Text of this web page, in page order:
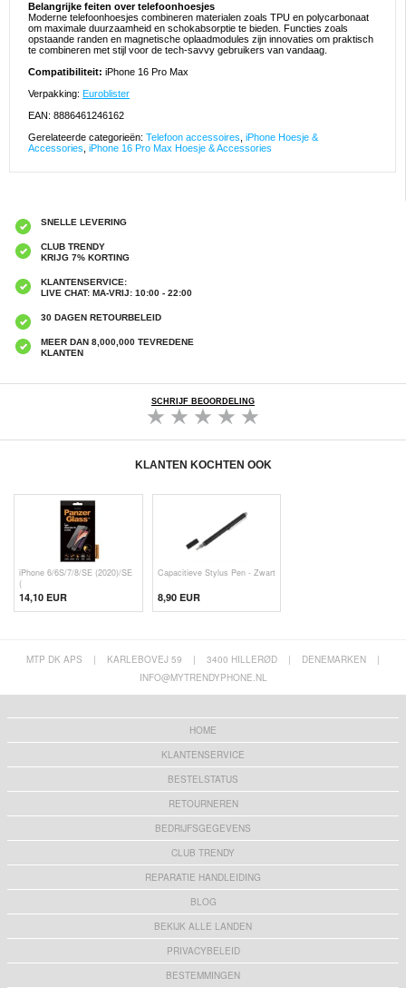
Belangrijke feiten over telefoonhoesjes
Moderne telefoonhoesjes combineren materialen zoals TPU en polycarbonaat
om maximale duurzaamheid en schokabsorptie te bieden. Functies zoals
opstaande randen en magnetische oplaadmodules zijn innovaties om praktisch
te combineren met stijl voor de tech-savvy gebruikers van vandaag.
Compatibiliteit: iPhone 16 Pro Max
Verpakking: Euroblister
EAN: 8886461246162
Gerelateerde categorieën: Telefoon accessoires iPhone Hoesje &
Accessories iPhone 16 Pro Max Hoesje & Accessories
SNELLE LEVERING
CLUB TRENDY
KRIJG 7% KORTING
KLANTENSERVICE:
LIVE CHAT: MA-VRIJ: 10:00 - 22:00
30 DAGEN RETOURBELEID
MEER DAN 8,000,000 TEVREDENE
KLANTEN
SCHRIJF BEOORDELING
KLANTEN KOCHTEN OOK
iPhone 6/6S/7/8/SE (2020)/SE
(
14,10 EUR
Capacitieve Stylus Pen - Zwart
8,90 EUR
MTP DK APS | KARLEBOVEJ 59 | 3400 HILLERØD | DENEMARKEN
|
INFO@MYTRENDYPHONE.NL
HOME
KLANTENSERVICE
BESTELSTATUS
RETOURNEREN
BEDRIJFSGEGEVENS
CLUB TRENDY
REPARATIE HANDLEIDING
BLOG
BEKIJK ALLE LANDEN
PRIVACYBELEID
BESTEMMINGEN